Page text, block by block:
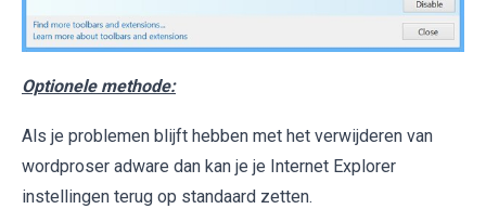
Optionele methode:
Als je problemen blijft hebben met het verwijderen van
wordproser adware dan kan je je Internet Explorer
instellingen terug op standaard zetten.